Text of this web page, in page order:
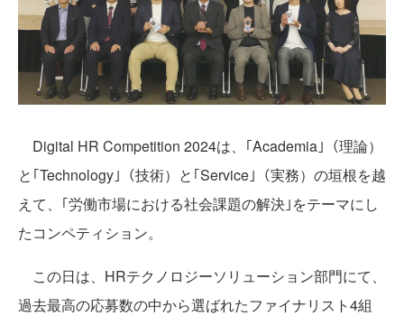
Digital HR Competition 2024は、｢Academia｣（理論）
と｢Technology｣（技術）と｢Service｣（実務）の垣根を越
えて、｢労働市場における社会課題の解決｣をテーマにし
たコンペティション。
この日は、HRテクノロジーソリューション部門にて、
過去最高の応募数の中から選ばれたファイナリスト4組